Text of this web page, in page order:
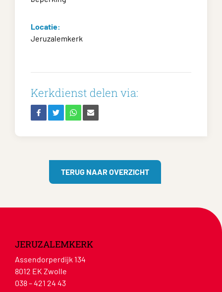
Locatie:
Jeruzalemkerk
Kerkdienst delen via:
TERUG NAAR OVERZICHT
JERUZALEMKERK
Assendorperdijk 134
8012 EK Zwolle
038 – 421 24 43